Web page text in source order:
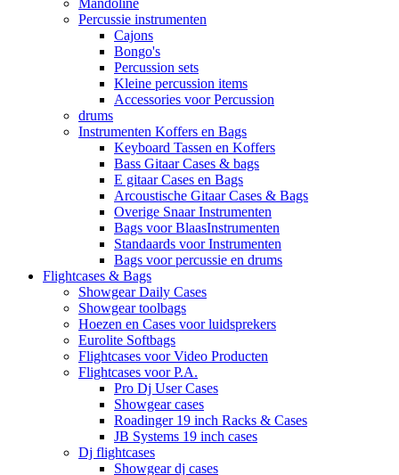
Mandoline
Percussie instrumenten
Cajons
Bongo's
Percussion sets
Kleine percussion items
Accessories voor Percussion
drums
Instrumenten Koffers en Bags
Keyboard Tassen en Koffers
Bass Gitaar Cases & bags
E gitaar Cases en Bags
Arcoustische Gitaar Cases & Bags
Overige Snaar Instrumenten
Bags voor BlaasInstrumenten
Standaards voor Instrumenten
Bags voor percussie en drums
Flightcases & Bags
Showgear Daily Cases
Showgear toolbags
Hoezen en Cases voor luidsprekers
Eurolite Softbags
Flightcases voor Video Producten
Flightcases voor P.A.
Pro Dj User Cases
Showgear cases
Roadinger 19 inch Racks & Cases
JB Systems 19 inch cases
Dj flightcases
Showgear dj cases